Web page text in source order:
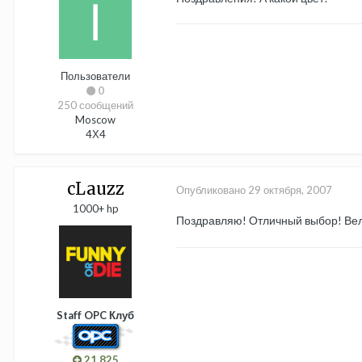
Пользователи
0
250 сообщений
Moscow
4Х4
cLauzz
1000+ hp
Staff OPC Клуб
Опубликовано 29 октября, 2007
Поздравляю! Отличный выбор!